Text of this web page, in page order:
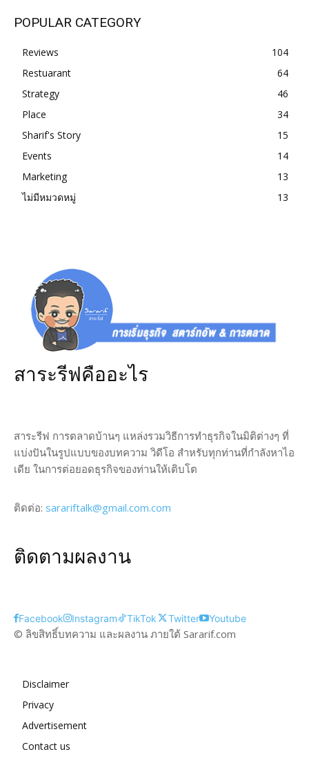
POPULAR CATEGORY
Reviews
104
Restuarant
64
Strategy
46
Place
34
Sharif's Story
15
Events
14
Marketing
13
ไม่มีหมวดหมู่
13
สาระรีฟคืออะไร
สาระรีฟ การตลาดบ้านๆ แหล่งรวมวิธีการทำธุรกิจในมิติต่างๆ ที่
แบ่งปันในรูปแบบของบทความ วิดีโอ สำหรับทุกท่านที่กำลังหาไอ
เดีย ในการต่อยอดธุรกิจของท่านให้เติบโต
ติดต่อ: sarariftalk@gmail.com.com
ติดตามผลงาน
Facebook Instagram TikTok Twitter Youtube
© ลิขสิทธิ์บทความ และผลงาน ภายใต้ Sararif.com
Disclaimer
Privacy
Advertisement
Contact us